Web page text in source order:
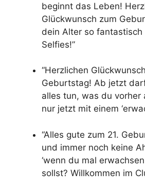
beginnt das Leben!
Glückwunsch zum
dein Alter so
Selfies!”
“Herzlichen
Geburtstag! Ab jetzt
alles tun, was du vorher
nur jetzt mit einem
“Alles gute zum 21.
und immer noch keine
‘wenn du mal
sollst? Willkommen im